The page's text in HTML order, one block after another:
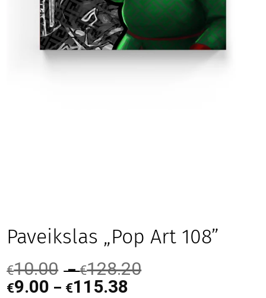
Paveikslas „Pop Art 108”
€10.00 –€128.20
€9.00 – €115.38